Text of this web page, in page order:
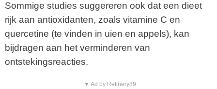
Sommige studies suggereren ook dat een dieet
rijk aan antioxidanten, zoals vitamine C en
quercetine (te vinden in uien en appels), kan
bijdragen aan het verminderen van
ontstekingsreacties.
▼ Ad by Refinery89